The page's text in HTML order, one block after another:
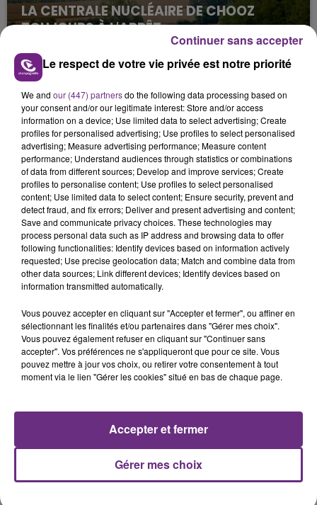
LA CENTRALE NUCLÉAIRE DE CHOOZ
TOUJOURS À L'ARRÊT
Cela fait déjà une semaine que la centrale
nucléaire ardennaise est à l'arrêt. Une situation
justifiée par la sécheresse intense qui est toujours
présente.
LE MAGASIN JOUÉCLUB DE REIMS FERME
SES PORTES
C'était l'une des institutions du centre-ville
rémois. Le magasin JouéClub est contraint de
fermer ses portes.
TITRES DIFFUSÉS
6h38
6h38 6h34
6h34
Save Me Tonight
Le respect de votre vie privée est notre priorité
We and our (447) partnersdo the following data processing based on
your consent and/or our legitimate interest: Store and/or access
information on a device; Use limited data to select advertising; Create
profiles for personalised advertising; Use profiles to select personalised
advertising; Measure advertising performance; Measure content
performance; Understand audiences through statistics or combinations
of data from different sources; Develop and improve services; Create
profiles to personalise content; Use profiles to select personalised
content; Use limited data to select content; Ensure security, prevent and
detect fraud, and fix errors; Deliver and present advertising and content;
Save and communicate privacy choices. These technologies may
process personal data such as IP address and browsing data to offer
following functionalities: Identify devices based on information actively
requested; Use precise geolocation data; Match and combine data from
other data sources; Link different devices; Identify devices based on
information transmitted automatically.
Vous pouvez accepter en cliquant sur "Accepter et fermer", ou affiner en
sélectionnant les finalités et/ou partenaires dans "Gérer mes choix".
Vous pouvez également refuser en cliquant sur "Continuer sans
accepter". Vos préférences ne s'appliqueront que pour ce site. Vous
pouvez mettre à jour vos choix, ou retirer votre consentement à tout
moment via le lien "Gérer les cookies" situé en bas de chaque page.
Gérer mes choix
Accepter et fermer
Continuer sans accepter